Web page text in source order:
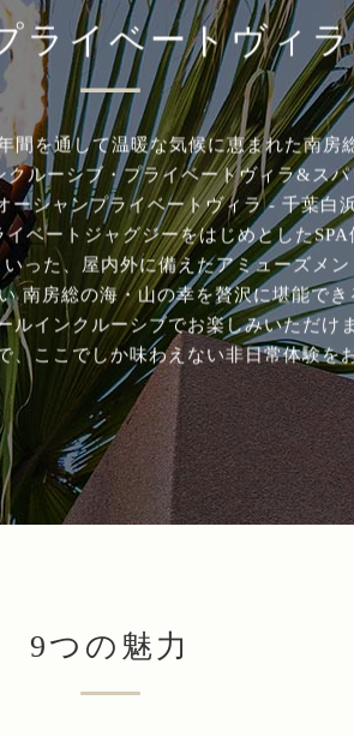
ライベートヴィラ
間を通して温暖な気候に恵まれた南房
ルーシブ・プライベートヴィラ&スパ
ーシャンプライベートヴィラ - 千葉白浜
ベートジャグジーをはじめとしたSPA
った、屋内外に備えたアミューズメ
南房総の海・山の幸を贅沢に堪能でき
ルインクルーシブでお楽しみいただけ
、ここでしか味わえない非日常体験を
9つの魅力